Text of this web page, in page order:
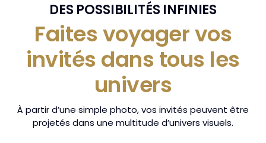
DES POSSIBILITÉS INFINIES
Faites voyager vos
invités dans tous les
univers
À partir d’une simple photo, vos invités peuvent être
projetés dans une multitude d’univers visuels.